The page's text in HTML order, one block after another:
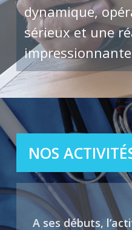
dynamique,
sérieux et une
NOS
A ses débuts,